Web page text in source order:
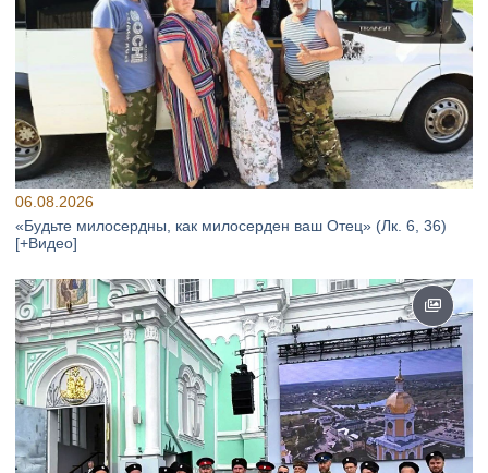
06.08.2026
«Будьте милосердны, как милосерден ваш Отец» (Лк. 6, 36)
[+Видео]